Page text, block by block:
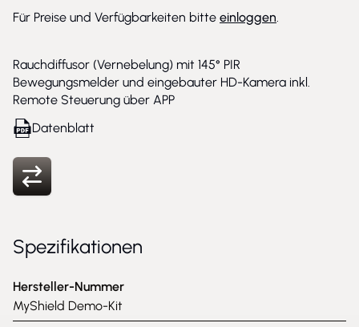
Rauchdiffusor (Vernebelung) mit 145° PIR
Bewegungsmelder und eingebauter HD-Kamera inkl.
Remote Steuerung über APP
Für Preise und Verfügbarkeiten bitte einloggen.
Datenblatt
Spezifikationen
Hersteller-Nummer
MyShield Demo-Kit